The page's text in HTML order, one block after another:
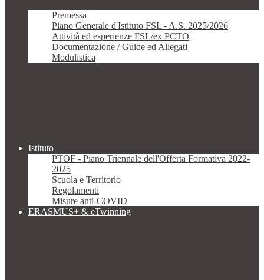
Premessa
Piano Generale d'Istituto FSL - A.S. 2025/2026
Attività ed esperienze FSL/ex PCTO
Documentazione / Guide ed Allegati
Modulistica
Istituto
PTOF - Piano Triennale dell'Offerta Formativa 2022-
2025
Scuola e Territorio
Regolamenti
Misure anti-COVID
ERASMUS+ & eTwinning